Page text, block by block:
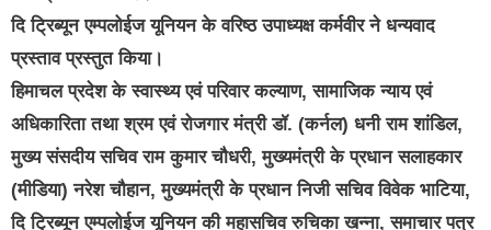
दि ट्रिब्यून एम्पलोईज यूनियन के वरिष्ठ उपाध्यक्ष कर्मवीर ने धन्यवाद
प्रस्ताव प्रस्तुत किया।
हिमाचल प्रदेश के स्वास्थ्य एवं परिवार कल्याण, सामाजिक न्याय एवं
अधिकारिता तथा श्रम एवं रोजगार मंत्री डॉ. (कर्नल) धनी राम शांडिल,
मुख्य संसदीय सचिव राम कुमार चौधरी, मुख्यमंत्री के प्रधान सलाहकार
(मीडिया) नरेश चौहान, मुख्यमंत्री के प्रधान निजी सचिव विवेक भाटिया,
दि ट्रिब्यून एम्पलोईज यूनियन की महासचिव रुचिका खन्ना, समाचार पत्र